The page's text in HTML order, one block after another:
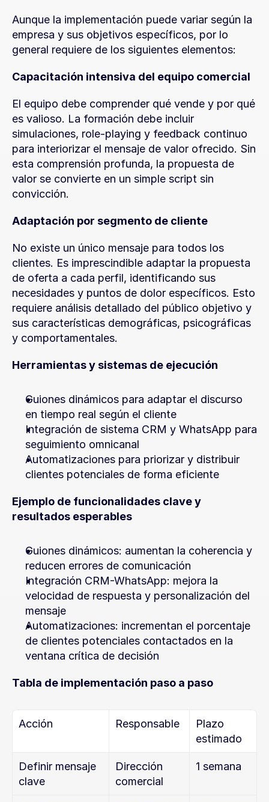
Aunque la implementación puede variar según la
empresa y sus objetivos específicos, por lo
general requiere de los siguientes elementos:
Capacitación intensiva del equipo comercial
El equipo debe comprender qué vende y por qué
es valioso. La formación debe incluir
simulaciones, role-playing y feedback continuo
para interiorizar el mensaje de valor ofrecido. Sin
esta comprensión profunda, la propuesta de
valor se convierte en un simple script sin
convicción.
Adaptación por segmento de cliente
No existe un único mensaje para todos los
clientes. Es imprescindible adaptar la propuesta
de oferta a cada perfil, identificando sus
necesidades y puntos de dolor específicos. Esto
requiere análisis detallado del público objetivo y
sus características demográficas, psicográficas
y comportamentales.
Herramientas y sistemas de ejecución
Guiones dinámicos para adaptar el discurso
en tiempo real según el cliente
Integración de sistema CRM y WhatsApp para
seguimiento omnicanal
Automatizaciones para priorizar y distribuir
clientes potenciales de forma eficiente
Ejemplo de funcionalidades clave y
resultados esperables
Guiones dinámicos: aumentan la coherencia y
reducen errores de comunicación
Integración CRM-WhatsApp: mejora la
velocidad de respuesta y personalización del
mensaje
Automatizaciones: incrementan el porcentaje
de clientes potenciales contactados en la
ventana crítica de decisión
Tabla de implementación paso a paso
Acción Responsable
Plazo
estimado
Definir mensaje
clave
Dirección
comercial
1 semana